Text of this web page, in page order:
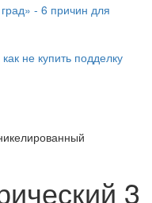
- 6 причин для
не купить подделку
3